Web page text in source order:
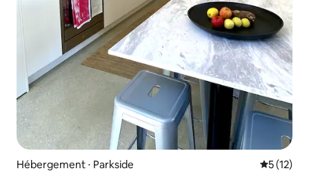
Hébergement ⋅ Parkside
5 (12)